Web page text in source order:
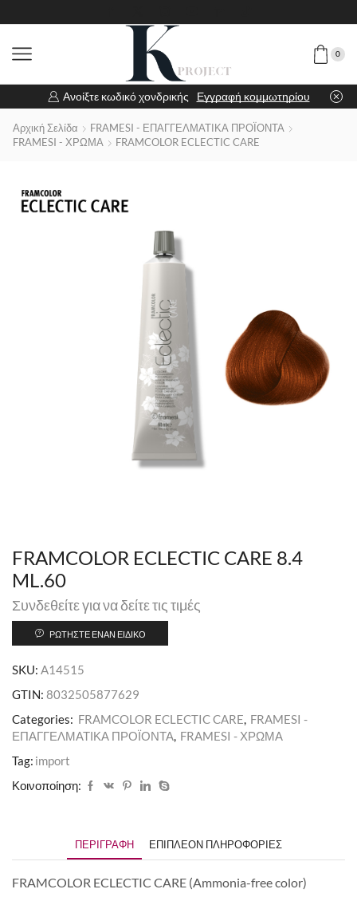
0
Ανοίξτε κωδικό χονδρικής Εγγραφή κομμωτηρίου
Αρχική Σελίδα
FRAMESI - ΕΠΑΓΓΕΛΜΑΤΙΚΑ ΠΡΟΪΟΝΤΑ
FRAMESI - ΧΡΩΜΑ
FRAMCOLOR ECLECTIC CARE
FRAMCOLOR ECLECTIC CARE 8.4
ML.60
Συνδεθείτε για να δείτε τις τιμές
ΡΩΤΉΣΤΕ ΈΝΑΝ ΕΙΔΙΚΌ
SKU: A14515
GTIN: 8032505877629
Categories: FRAMCOLOR ECLECTIC CARE, FRAMESI -
ΕΠΑΓΓΕΛΜΑΤΙΚΑ ΠΡΟΪΟΝΤΑ, FRAMESI - ΧΡΩΜΑ
Tag: import
Κοινοποίηση:
ΠΕΡΙΓΡΑΦΉ ΕΠΙΠΛΈΟΝ ΠΛΗΡΟΦΟΡΊΕΣ
FRAMCOLOR ECLECTIC CARE (Ammonia-free color)